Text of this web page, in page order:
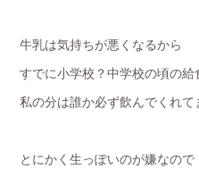
牛乳は気持ちが悪くなるから
すでに小学校？中学校の頃の給
私の分は誰か必ず飲んでくれて
とにかく生っぽいのが嫌なので